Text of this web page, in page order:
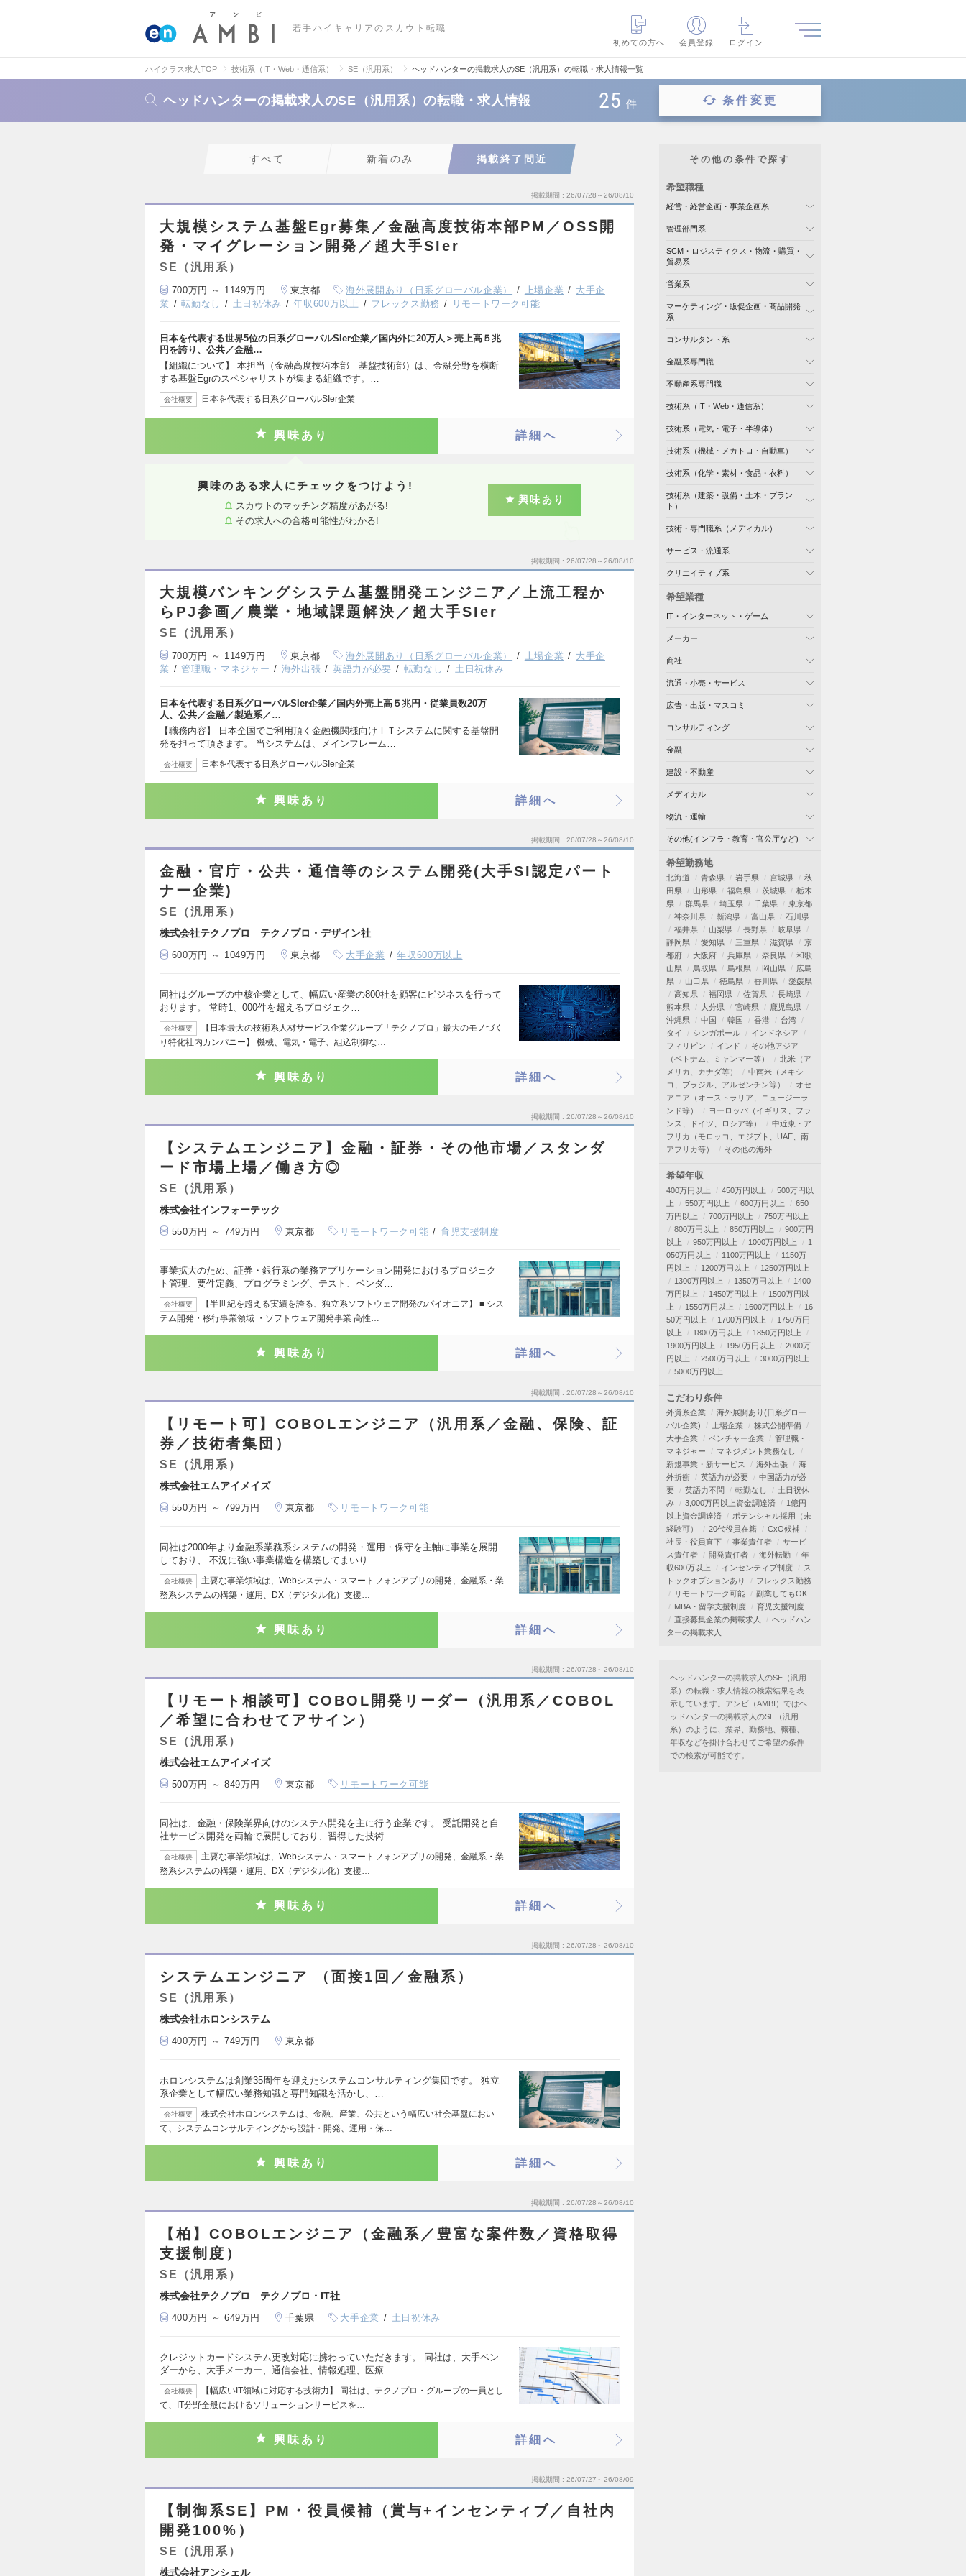
若手ハイキャリアのスカウト転職
初めての方へ
会員登録 ログイン
ハイクラス求人TOP 技術系（IT・Web・通信系） SE（汎用系） ヘッドハンターの掲載求人のSE（汎用系）の転職・求人情報一覧
ヘッドハンターの掲載求人のSE（汎用系）の転職・求人情報 25 件 条件変更
すべて 新着のみ 掲載終了間近
掲載期間 26/07/28～26/08/10
大規模システム基盤Egr募集／金融高度技術本部PM／OSS開
発・マイグレーション開発／超大手SIer
SE（汎用系）
700万円 ～ 1149万円 東京都 海外展開あり（日系グローバル企業） 上場企業
大手企
業
転勤なし 土日祝休み 年収600万以上 フレックス勤務 リモートワーク可能
日本を代表する世界5位の日系グローバルSIer企業／国内外に20万人＞売上高５兆
円を誇り、公共／金融…
【組織について】 本担当（金融高度技術本部 基盤技術部）は、金融分野を横断
する基盤Egrのスペシャリストが集まる組織です。…
会社概要 日本を代表する日系グローバルSIer企業
興味あり 詳細へ
興味のある求人にチェックをつけよう!
スカウトのマッチング精度があがる!
その求人への合格可能性がわかる!
興味あり
掲載期間 26/07/28～26/08/10
大規模バンキングシステム基盤開発エンジニア／上流工程か
らPJ参画／農業・地域課題解決／超大手SIer
SE（汎用系）
700万円 ～ 1149万円 東京都 海外展開あり（日系グローバル企業） 上場企業
大手企
業
管理職・マネジャー 海外出張 英語力が必要 転勤なし 土日祝休み
日本を代表する日系グローバルSIer企業／国内外売上高５兆円・従業員数20万
人、公共／金融／製造系／…
【職務内容】 日本全国でご利用頂く金融機関様向けＩＴシステムに関する基盤開
発を担って頂きます。 当システムは、メインフレーム…
会社概要 日本を代表する日系グローバルSIer企業
興味あり 詳細へ
掲載期間 26/07/28～26/08/10
金融・官庁・公共・通信等のシステム開発(大手SI認定パート
ナー企業)
SE（汎用系）
株式会社テクノプロ テクノプロ・デザイン社
600万円 ～ 1049万円 東京都 大手企業 年収600万以上
同社はグループの中核企業として、幅広い産業の800社を顧客にビジネスを行って
おります。 常時1、000件を超えるプロジェク…
会社概要
【日本最大の技術系人材サービス企業グループ「テクノプロ」最大のモノづく
り特化社内カンパニー】 機械、電気・電子、組込制御な…
興味あり 詳細へ
掲載期間 26/07/28～26/08/10
【システムエンジニア】金融・証券・その他市場／スタンダ
ード市場上場／働き方◎
SE（汎用系）
株式会社インフォーテック
550万円 ～ 749万円 東京都 リモートワーク可能 育児支援制度
事業拡大のため、証券・銀行系の業務アプリケーション開発におけるプロジェク
ト管理、要件定義、プログラミング、テスト、ベンダ…
会社概要
【半世紀を超える実績を誇る、独立系ソフトウェア開発のパイオニア】 ■ シス
テム開発・移行事業領域 ・ソフトウェア開発事業 高性…
興味あり 詳細へ
掲載期間 26/07/28～26/08/10
【リモート可】COBOLエンジニア（汎用系／金融、保険、証
券／技術者集団）
SE（汎用系）
株式会社エムアイメイズ
550万円 ～ 799万円 東京都 リモートワーク可能
同社は2000年より金融系業務系システムの開発・運用・保守を主軸に事業を展開
しており、 不況に強い事業構造を構築してまいり…
会社概要
主要な事業領域は、Webシステム・スマートフォンアプリの開発、金融系・業
務系システムの構築・運用、DX（デジタル化）支援…
興味あり 詳細へ
掲載期間 26/07/28～26/08/10
【リモート相談可】COBOL開発リーダー（汎用系／COBOL
／希望に合わせてアサイン）
SE（汎用系）
株式会社エムアイメイズ
500万円 ～ 849万円 東京都 リモートワーク可能
同社は、金融・保険業界向けのシステム開発を主に行う企業です。 受託開発と自
社サービス開発を両輪で展開しており、習得した技術…
会社概要
主要な事業領域は、Webシステム・スマートフォンアプリの開発、金融系・業
務系システムの構築・運用、DX（デジタル化）支援…
興味あり 詳細へ
掲載期間 26/07/28～26/08/10
システムエンジニア （面接1回／金融系）
SE（汎用系）
株式会社ホロンシステム
400万円 ～ 749万円 東京都
ホロンシステムは創業35周年を迎えたシステムコンサルティング集団です。 独立
系企業として幅広い業務知識と専門知識を活かし、…
会社概要
株式会社ホロンシステムは、金融、産業、公共という幅広い社会基盤におい
て、システムコンサルティングから設計・開発、運用・保…
興味あり 詳細へ
掲載期間 26/07/28～26/08/10
【柏】COBOLエンジニア（金融系／豊富な案件数／資格取得
支援制度）
SE（汎用系）
株式会社テクノプロ テクノプロ・IT社
400万円 ～ 649万円 千葉県 大手企業 土日祝休み
クレジットカードシステム更改対応に携わっていただきます。 同社は、大手ベン
ダーから、大手メーカー、通信会社、情報処理、医療…
会社概要
【幅広いIT領域に対応する技術力】 同社は、テクノプロ・グループの一員とし
て、IT分野全般におけるソリューションサービスを…
興味あり 詳細へ
掲載期間 26/07/27～26/08/09
【制御系SE】PM・役員候補（賞与+インセンティブ／自社内
開発100%）
SE（汎用系）
株式会社アンシェル
その他の条件で探す
希望職種
経営・経営企画・事業企画系
管理部門系
SCM・ロジスティクス・物流・購買・
貿易系
営業系
マーケティング・販促企画・商品開発
系
コンサルタント系
金融系専門職
不動産系専門職
技術系（IT・Web・通信系）
技術系（電気・電子・半導体）
技術系（機械・メカトロ・自動車）
技術系（化学・素材・食品・衣料）
技術系（建築・設備・土木・プラン
ト）
技術・専門職系（メディカル）
サービス・流通系
クリエイティブ系
希望業種
IT・インターネット・ゲーム
メーカー
商社
流通・小売・サービス
広告・出版・マスコミ
コンサルティング
金融
建設・不動産
メディカル
物流・運輸
その他(インフラ・教育・官公庁など)
希望勤務地
北海道 青森県 岩手県 宮城県
秋
田県
山形県 福島県 茨城県
栃木
県
群馬県 埼玉県 千葉県
東京都
神奈川県
新潟県 富山県
石川県
福井県
山梨県 長野県
岐阜県
静岡県
愛知県 三重県 滋賀県
京
都府
大阪府 兵庫県 奈良県
和歌
山県
鳥取県 島根県 岡山県
広島
県
山口県 徳島県 香川県
愛媛県
高知県
福岡県 佐賀県
長崎県
熊本県
大分県 宮崎県
鹿児島県
沖縄県
中国 韓国 香港
台湾
タイ
シンガポール
インドネシア
フィリピン
インド
その他アジア
（ベトナム、ミャンマー等）
北米（ア
メリカ、カナダ等）
中南米（メキシ
コ、ブラジル、アルゼンチン等）
オセ
アニア（オーストラリア、ニュージーラ
ンド等）
ヨーロッパ（イギリス、フラ
ンス、ドイツ、ロシア等）
中近東・ア
フリカ（モロッコ、エジプト、UAE、南
アフリカ等）
その他の海外
希望年収
400万円以上 450万円以上
500万円以
上
550万円以上 600万円以上
650
万円以上
700万円以上
750万円以上
800万円以上
850万円以上
900万円
以上
950万円以上 1000万円以上
1
050万円以上
1100万円以上
1150万
円以上
1200万円以上
1250万円以上
1300万円以上
1350万円以上
1400
万円以上
1450万円以上
1500万円以
上
1550万円以上 1600万円以上
16
50万円以上
1700万円以上
1750万円
以上
1800万円以上
1850万円以上
1900万円以上
1950万円以上
2000万
円以上
2500万円以上
3000万円以上
5000万円以上
こだわり条件
外資系企業
海外展開あり(日系グロー
バル企業)
上場企業
株式公開準備
大手企業
ベンチャー企業
管理職・
マネジャー
マネジメント業務なし
新規事業・新サービス
海外出張
海
外折衝
英語力が必要
中国語力が必
要
英語力不問 転勤なし
土日祝休
み
3,000万円以上資金調達済
1億円
以上資金調達済
ポテンシャル採用（未
経験可）
20代役員在籍
CxO候補
社長・役員直下
事業責任者
サービ
ス責任者
開発責任者 海外転勤
年
収600万以上
インセンティブ制度
ス
トックオプションあり
フレックス勤務
リモートワーク可能
副業してもOK
MBA・留学支援制度
育児支援制度
直接募集企業の掲載求人
ヘッドハン
ターの掲載求人
ヘッドハンターの掲載求人のSE（汎用
系）の転職・求人情報の検索結果を表
示しています。アンビ（AMBI）ではヘ
ッドハンターの掲載求人のSE（汎用
系）のように、業界、勤務地、職種、
年収などを掛け合わせてご希望の条件
での検索が可能です。